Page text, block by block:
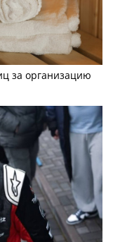
за организацию